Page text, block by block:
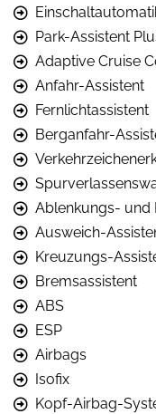
Park-Assistent
Adaptive Cruise
Anfahr-Assistent
Fernlichtassistent
Berganfahr-
Ablenkungs- und
Ausweich-
Kreuzungs-
Bremsassistent
ABS
ESP
Airbags
Isofix
Kopf-Airbag-